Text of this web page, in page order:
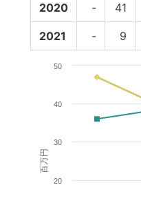
2020 - 41
2021 - 9
百万円
20
30
40
50